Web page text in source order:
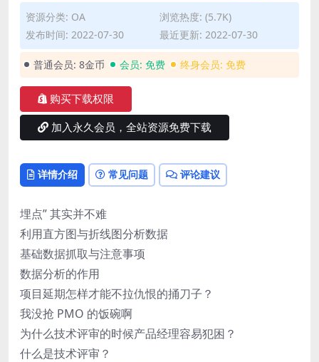
资源分类: OA
浏览热度: (5.7K)
发布时间: 2022-07-30
最近更新: 2022-07-30
普通会员: 8金币 会员: 免费 终身会员: 免费
购买下载权限
加入永久会员，全站资源免费下载
详情介绍 常见问题 评论建议
埋点” 其实并不难
利用直方图与折线图分析数据
基础数据抓取与注意事项
数据分析的作用
项目延期怎样才能不拉仇恨的捅刀子？
我没抢 PMO 的饭碗啊
为什么技术评审的时候产品经理容易犯困？
什么是技术评审？